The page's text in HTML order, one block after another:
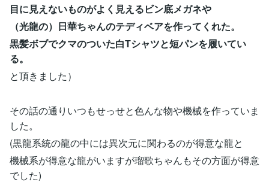
目に見えないものがよく見えるビン底メガネや
（光龍の）日華ちゃんのテディベアを作ってくれた。
黒髪ボブでクマのついた白Tシャツと短パンを履いてい
る。
と頂きました）
その話の通りいつもせっせと色んな物や機械を作っていま
した。
(黒龍系統の龍の中には異次元に関わるのが得意な龍と
機械系が得意な龍がいますが瑠歌ちゃんもその方面が得意
でした)